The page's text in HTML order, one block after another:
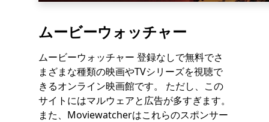
ムービーウォッチャー
ムービーウォッチャー 登録なしで無料でさ
まざまな種類の映画やTVシリーズを視聴で
きるオンライン映画館です。 ただし、この
サイトにはマルウェアと広告が多すぎます。
また、Moviewatcherはこれらのスポンサー